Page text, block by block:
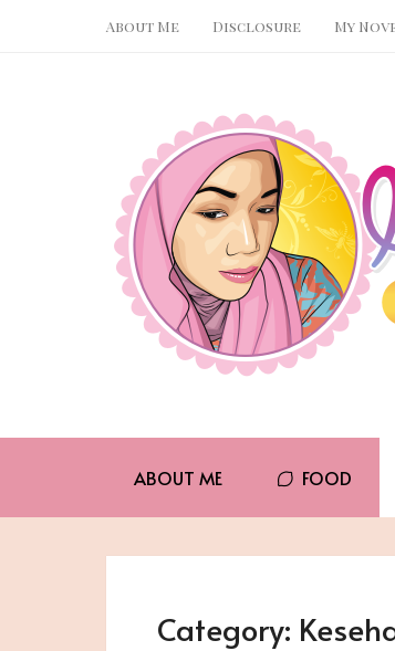
About Me Disclosure My
ABOUT ME FOOD
Category: